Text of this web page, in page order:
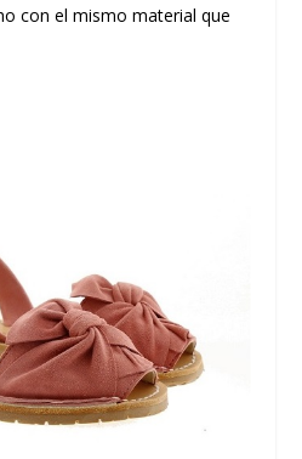
con el mismo material que